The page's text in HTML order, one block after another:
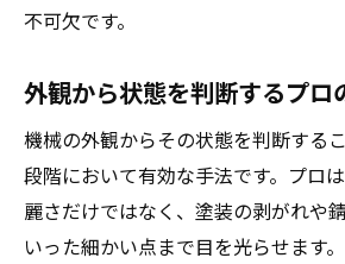
不可欠です。
外観から状態を判断するプロ
機械の外観からその状態を判断する
段階において有効な手法です。プロ
麗さだけではなく、塗装の剥がれや
いった細かい点まで目を光らせます